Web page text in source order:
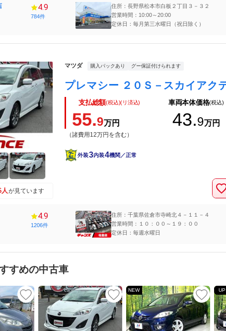
4.9
784件
住所：長野県松本市白板２丁目３－３２
営業時間：10:00～20:00
定休日：毎月第三水曜日（祝日除く）
人が見ています
マツダ 購入パックあり グー保証付けられます
支払総額(税込)(リ済込)
55.9万円
（諸費用12万円を含む）
車両本体価格(税込)
43.9万円
外装3内装4機関／正常
4.9
1206件
住所：千葉県佐倉市寺崎北４－１１－４
営業時間：１０：００～１９：００
定休日：毎週水曜日
すめの中古車
NEW UP